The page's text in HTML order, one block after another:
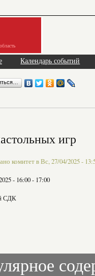
Календарь событий
игр
комитет в Вс, 27/04/2025 -
- 16:00- 17:00
СДК